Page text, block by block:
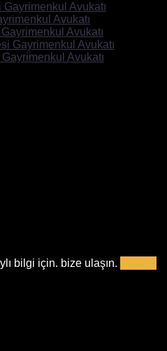
Avukatı
Avukatı
Avukatı
Gayrimenkul Avukatı
Avukatı
bilgi için. bize ulaşın.